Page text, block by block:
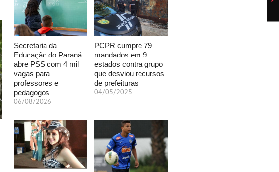
Secretaria da
Educação do Paraná
abre PSS com 4 mil
vagas para
professores e
pedagogos
06/08/2026
PCPR cumpre 79
mandados em 9
estados contra grupo
que desviou recursos
de prefeituras
04/05/2025